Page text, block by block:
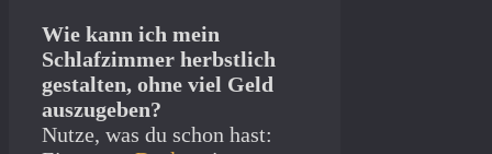
Wie kann ich mein
Schlafzimmer herbstlich
gestalten, ohne viel Geld
auszugeben?
Nutze, was du schon hast: